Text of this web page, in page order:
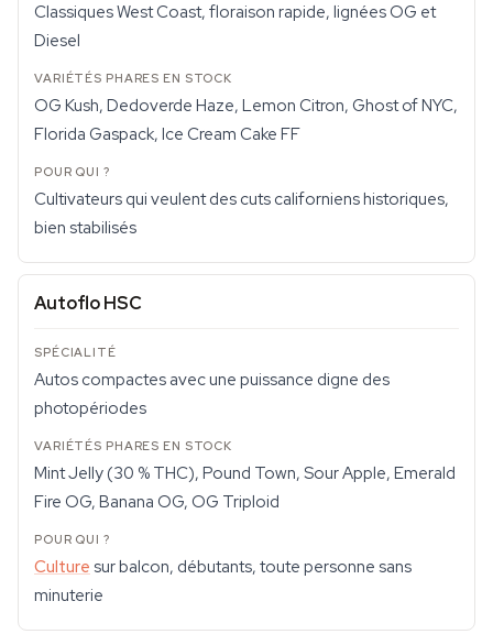
Classiques West Coast, floraison rapide, lignées OG et
Diesel
OG Kush, Dedoverde Haze, Lemon Citron, Ghost of NYC,
Florida Gaspack, Ice Cream Cake FF
Cultivateurs qui veulent des cuts californiens historiques,
bien stabilisés
Autoflo HSC
Autos compactes avec une puissance digne des
photopériodes
Mint Jelly (30 % THC), Pound Town, Sour Apple, Emerald
Fire OG, Banana OG, OG Triploid
Culture sur balcon, débutants, toute personne sans
minuterie